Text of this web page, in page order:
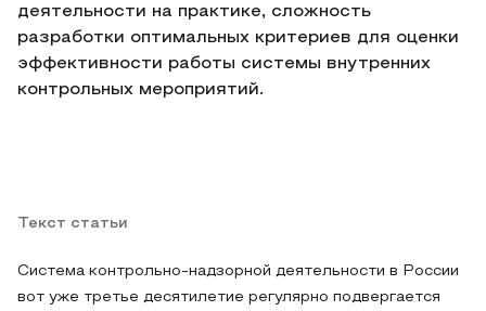
деятельности на практике, сложность
разработки оптимальных критериев для оценки
эффективности работы системы внутренних
контрольных мероприятий.
Текст статьи
Система контрольно-надзорной деятельности в России
вот уже третье десятилетие регулярно подвергается